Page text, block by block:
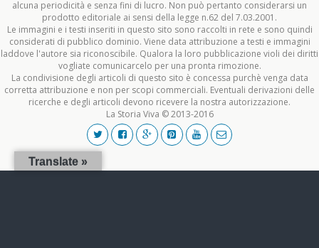
alcuna periodicità e senza fini di lucro. Non può pertanto considerarsi un
prodotto editoriale ai sensi della legge n.62 del 7.03.2001.
Le immagini e i testi inseriti in questo sito sono raccolti in rete e sono quindi
considerati di pubblico dominio. Viene data attribuzione a testi e immagini
laddove l'autore sia riconoscibile. Qualora la loro pubblicazione violi dei diritti
vogliate comunicarcelo per una pronta rimozione.
La condivisione degli articoli di questo sito è concessa purchè venga data
corretta attribuzione e non per scopi commerciali. Eventuali derivazioni delle
ricerche e degli articoli devono ricevere la nostra autorizzazione.
La Storia Viva © 2013-2016
Translate »